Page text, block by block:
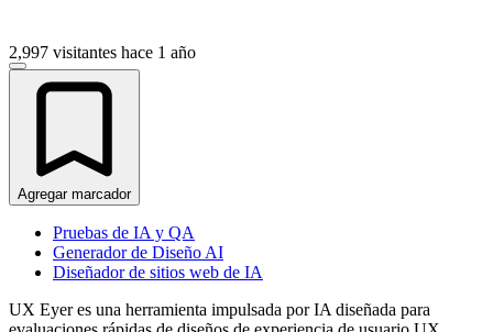
2,997 visitantes hace 1 año
Agregar marcador
Pruebas de IA y QA
Generador de Diseño AI
Diseñador de sitios web de IA
UX Eyer es una herramienta impulsada por IA diseñada para